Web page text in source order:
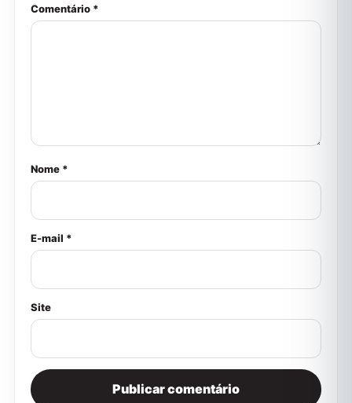
Comentário *
Nome *
E-mail *
Site